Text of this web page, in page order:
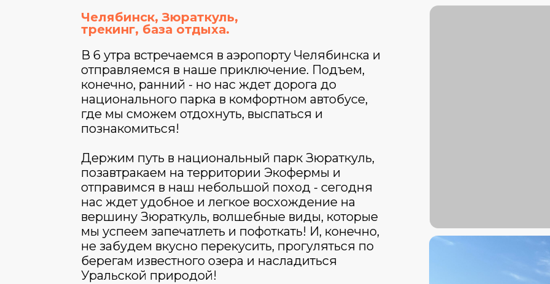
В 6 утра встречаемся в аэропорту Челябинска и
отправляемся в наше приключение. Подъем,
конечно, ранний - но нас ждет дорога до
национального парка в комфортном автобусе,
где мы сможем отдохнуть, выспаться и
познакомиться!
Держим путь в национальный парк Зюраткуль,
позавтракаем на территории Экофермы и
отправимся в наш небольшой поход - сегодня
нас ждет удобное и легкое восхождение на
вершину Зюраткуль, волшебные виды, которые
мы успеем запечатлеть и пофоткать! И, конечно,
не забудем вкусно перекусить, прогуляться по
берегам известного озера и насладиться
Уральской природой!
Челябинск, Зюраткуль,
трекинг, база отдыха.